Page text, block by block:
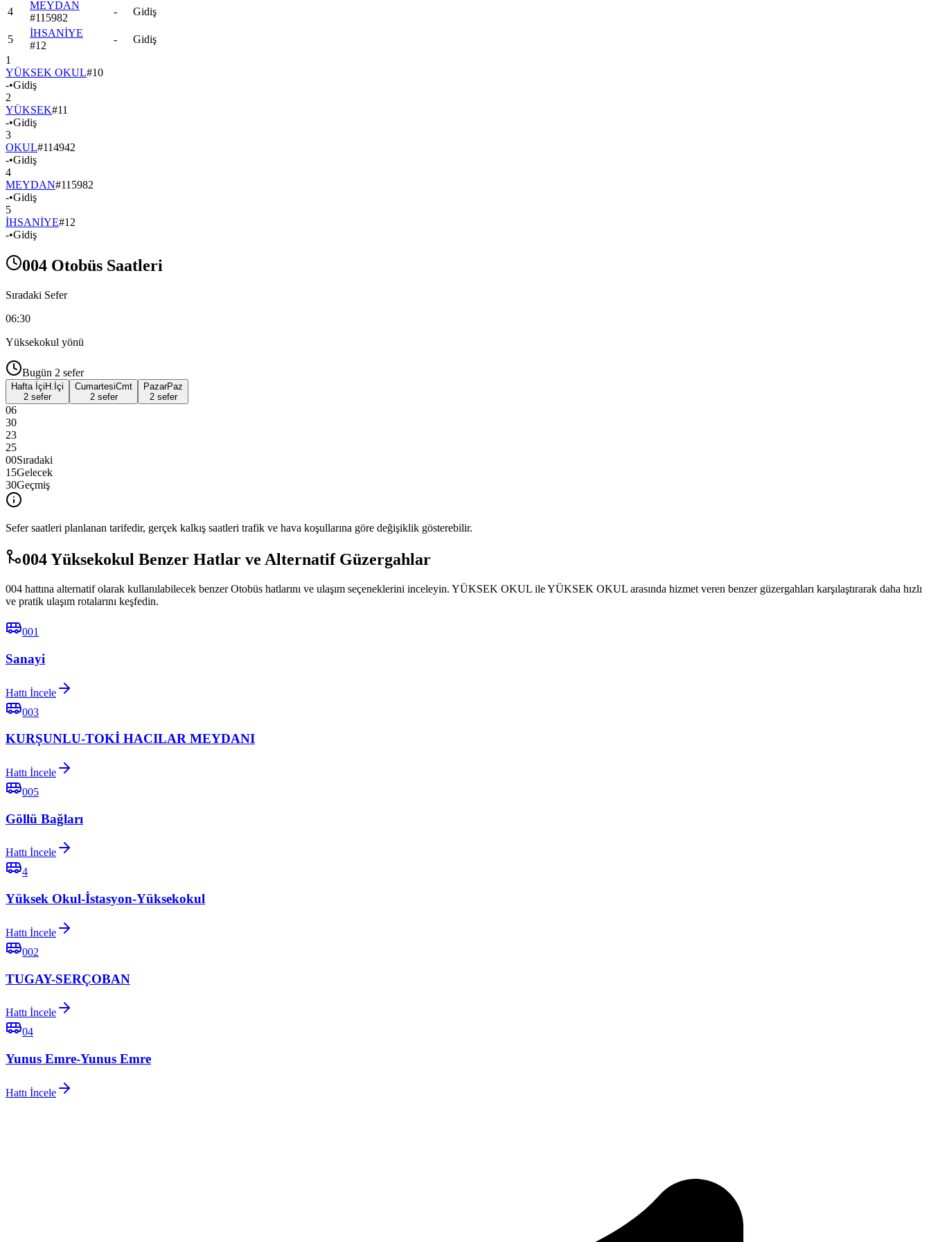
4
MEYDAN
#115982
- Gidiş
5
İHSANİYE
#12
-
Gidiş
1
YÜKSEK OKUL#10
-•Gidiş
2
YÜKSEK#11
-•Gidiş
3
OKUL#114942
-•Gidiş
4
MEYDAN#115982
-•Gidiş
5
İHSANİYE#12
-•Gidiş
004 Otobüs Saatleri
Sıradaki Sefer
06:30
Yüksekokul yönü
Bugün 2 sefer
Hafta İçi H.İçi
2 sefer
CumartesiCmt
2 sefer
PazarPaz
2 sefer
06
30
23
25
00Sıradaki
15Gelecek
30Geçmiş
Sefer saatleri planlanan tarifedir, gerçek kalkış saatleri trafik ve hava koşullarına göre değişiklik gösterebilir.
004 Yüksekokul Benzer Hatlar ve Alternatif Güzergahlar
004 hattına alternatif olarak kullanılabilecek benzer Otobüs hatlarını ve ulaşım seçeneklerini inceleyin. YÜKSEK OKUL ile YÜKSEK OKUL arasında hizmet veren benzer güzergahları karşılaştırarak daha hızlı
ve pratik ulaşım rotalarını keşfedin.
001
Sanayi
Hattı İncele
003
KURŞUNLU-TOKİ HACILAR MEYDANI
Hattı İncele
005
Göllü Bağları
Hattı İncele
4
Yüksek Okul-İstasyon-Yüksekokul
Hattı İncele
002
TUGAY-SERÇOBAN
Hattı İncele
04
Yunus Emre-Yunus Emre
Hattı İncele